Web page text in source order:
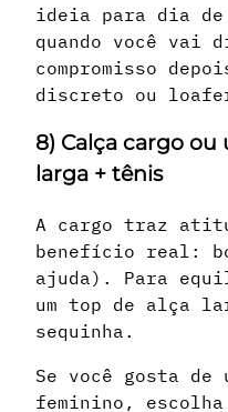
ideia para dia de
quando você vai
compromisso
discreto ou
8) Calça cargo
larga + tênis
A cargo traz
benefício real:
ajuda). Para
um top de alça
sequinha.
Se você gosta de
feminino,